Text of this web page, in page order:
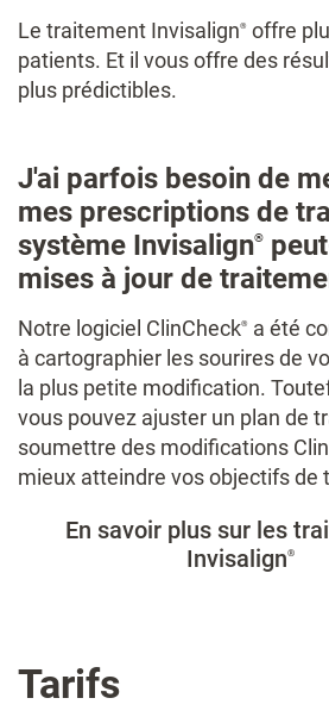
Le traitement Invisalign® offre
patients. Et il vous offre des
plus prédictibles.
J'ai parfois besoin de
mes prescriptions de
système Invisalign®
mises à jour de
Notre logiciel ClinCheck® a été
à cartographier les sourires de
la plus petite modification.
vous pouvez ajuster un plan de
soumettre des modifications
mieux atteindre vos objectifs de
En savoir plus sur les
Invisalign®
Tarifs